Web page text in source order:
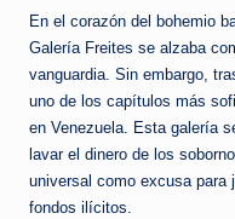
En el corazón del bohemio
Galería Freites se alzaba
vanguardia. Sin embargo,
uno de los capítulos más
en Venezuela. Esta galería
lavar el dinero de los
universal como excusa para
fondos ilícitos.